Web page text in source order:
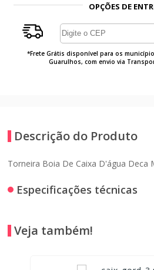
OPÇÕES DE
*Frete Grátis disponível para os
Guarulhos, com envio via
Descrição do Produto
Torneira Boia De Caixa D'água Deca
Especificações técnicas
Veja também!